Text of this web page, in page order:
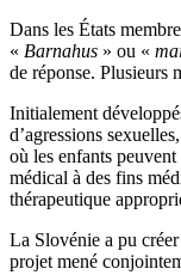
Dans les États
« Barnahus » ou «
de réponse. Plusieurs
Initialement
d’agressions
où les enfants
médical à des fins
thérapeutique
La Slovénie a pu
projet mené